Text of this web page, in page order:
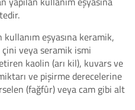
eşyasına keramik,
veya seramik ismi
kaolin (arı kil), kuvars ve
ve pişirme derecelerine
(fağfûr) veya cam gibi alt